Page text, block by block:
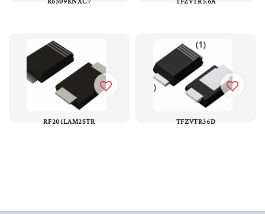
RF201LAM2STR TFZVTR36D